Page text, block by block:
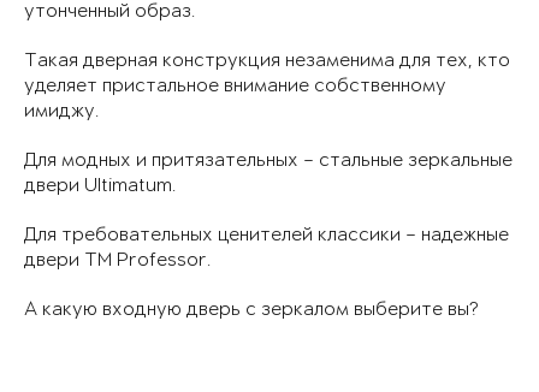
утонченный образ.
Такая дверная конструкция незаменима для тех, кто
уделяет пристальное внимание собственному
имиджу.
Для модных и притязательных – стальные зеркальные
двери Ultimatum.
Для требовательных ценителей классики – надежные
двери ТМ Professor.
А какую входную дверь с зеркалом выберите вы?